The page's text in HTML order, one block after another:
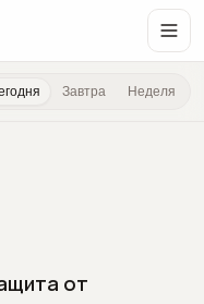
Завтра Неделя
от